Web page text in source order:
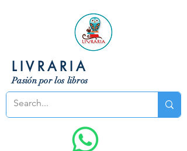
LIVRARIA
Pasión por los libros